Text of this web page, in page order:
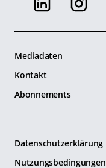
Mediadaten
Kontakt
Abonnements
Datenschutzerklärung
Nutzungsbedingungen